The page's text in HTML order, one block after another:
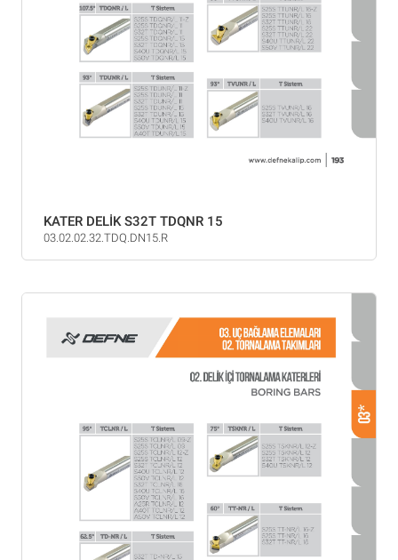
KATER DELİK S32T TDQNR 15
03.02.02.32.TDQ.DN15.R